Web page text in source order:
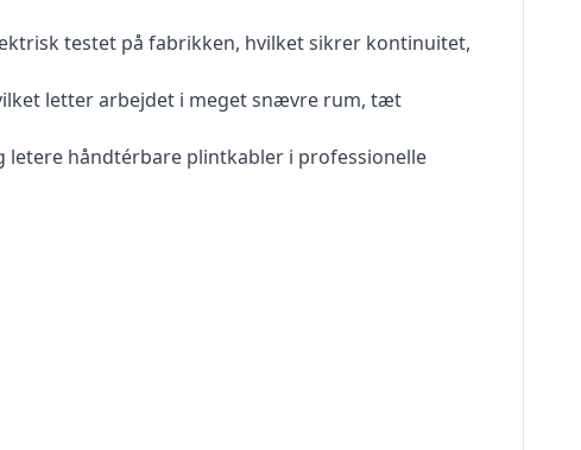
testet på fabrikken, hvilket sikrer kontinuitet,
letter arbejdet i meget snævre rum, tæt
håndtérbare plintkabler i professionelle